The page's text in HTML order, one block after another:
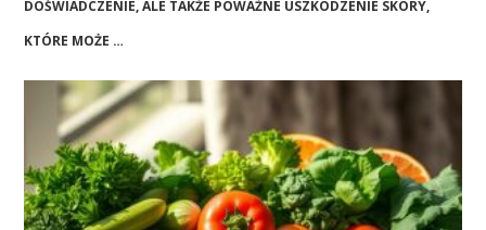
DOŚWIADCZENIE, ALE TAKŻE POWAŻNE USZKODZENIE SKÓRY,
KTÓRE MOŻE …